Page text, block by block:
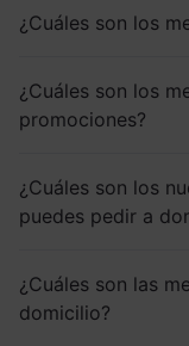
¿Cuáles son los
¿Cuáles son los
promociones?
¿Cuáles son los
puedes pedir a
¿Cuáles son las
domicilio?